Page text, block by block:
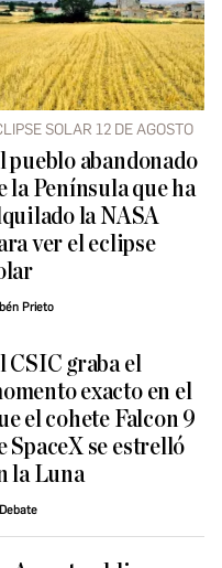
SOLAR 12 DE AGOSTO
pueblo abandonado
la Península que ha
la NASA
ver el eclipse
Prieto
CSIC graba el
exacto en el
el cohete Falcon 9
SpaceX se estrelló
la Luna